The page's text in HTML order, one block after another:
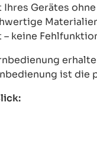
Gerätes
keine
ist